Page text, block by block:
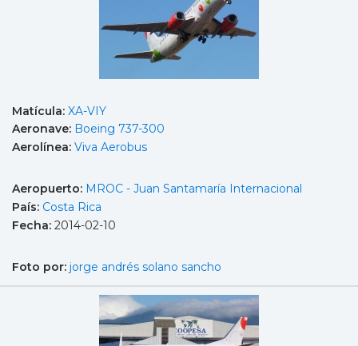
Matícula: XA-VIY
Aeronave: Boeing 737-300
Aerolínea: Viva Aerobus
Aeropuerto: MROC - Juan Santamaría Internacional
País: Costa Rica
Fecha: 2014-02-10
Foto por: jorge andrés solano sancho